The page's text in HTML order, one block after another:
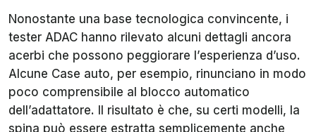
Nonostante una base tecnologica convincente, i
tester ADAC hanno rilevato alcuni dettagli ancora
acerbi che possono peggiorare l’esperienza d’uso.
Alcune Case auto, per esempio, rinunciano in modo
poco comprensibile al blocco automatico
dell’adattatore. Il risultato è che, su certi modelli, la
spina può essere estratta semplicemente anche